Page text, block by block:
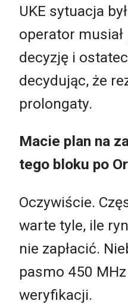
UKE sytuacja
operator
decyzję i
decydując, że
prolongaty.
Macie plan na
tego bloku po
Oczywiście.
warte tyle, ile
nie zapłacić.
pasmo 450
weryfikacji.